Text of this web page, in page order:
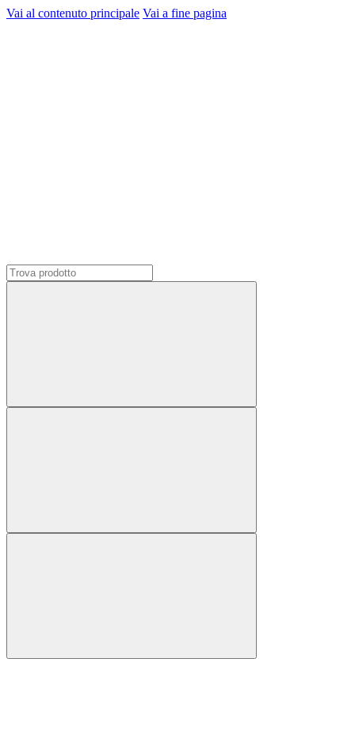
Vai al contenuto principale Vai a fine pagina